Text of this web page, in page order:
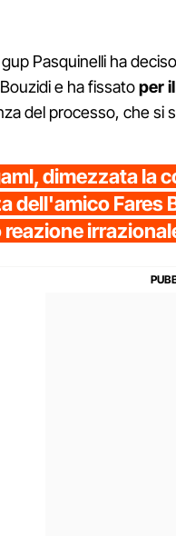
Pasquinelli ha
e ha fissatoper
del processo, che si
dimezzata la
dell'amico Fares